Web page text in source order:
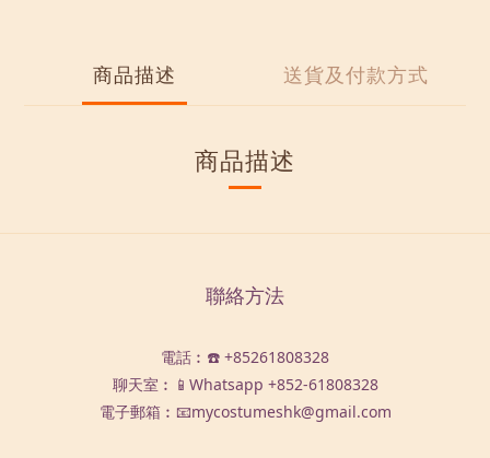
商品描述 送貨及付款方式
商品描述
聯絡方法
電話︰☎️ +85261808328
聊天室︰📱Whatsapp +852-61808328
電子郵箱︰📧mycostumeshk@gmail.com